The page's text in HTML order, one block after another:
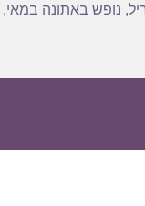
, נופש באתונה במאי,